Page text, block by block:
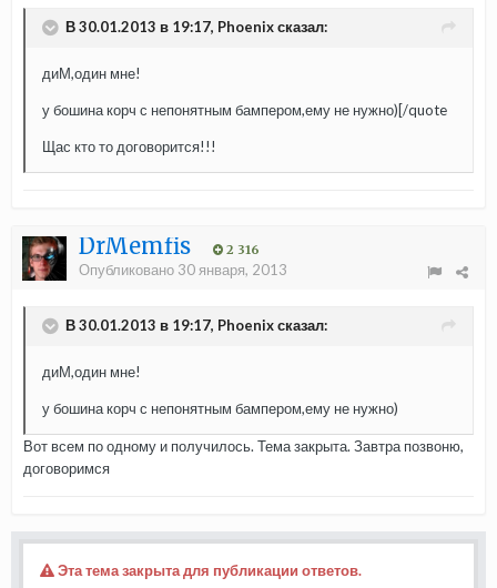
В 30.01.2013 в 19:17, Phoenix сказал:
диМ,один мне!
у бошина корч с непонятным бампером,ему не нужно)[/quote
Щас кто то договорится!!!
DrMemfis 2 316
Опубликовано 30 января, 2013
В 30.01.2013 в 19:17, Phoenix сказал:
диМ,один мне!
у бошина корч с непонятным бампером,ему не нужно)
Вот всем по одному и получилось. Тема закрыта. Завтра позвоню,
договоримся
Эта тема закрыта для публикации ответов.